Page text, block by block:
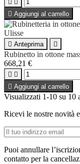
 
 Aggiungi al carrello
 Anteprima 
Rubinetto in ottone
668,21 €
 
 Aggiungi al carrello
Visualizzati 1-10 su 10
Ricevi le nostre novità
Puoi annullare
contatto per la